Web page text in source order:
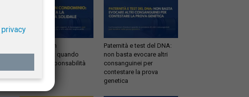
Infiltrazioni in
condominio: quando
scatta la responsabilità
solidale
Paternità e test del DNA:
non basta evocare altri
consanguinei per
contestare la prova
genetica
privacy